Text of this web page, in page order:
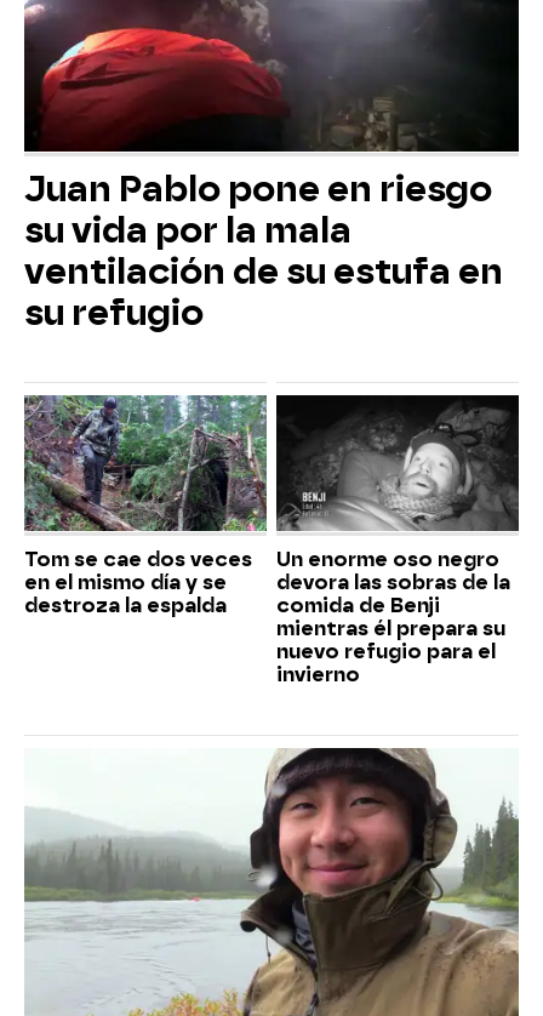
Juan Pablo pone en riesgo
su vida por la mala
ventilación de su estufa en
su refugio
Tom se cae dos veces
en el mismo día y se
destroza la espalda
Un enorme oso negro
devora las sobras de la
comida de Benji
mientras él prepara su
nuevo refugio para el
invierno